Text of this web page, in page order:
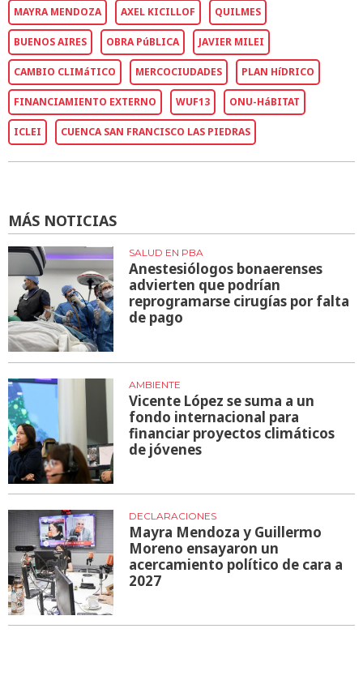
MAYRA MENDOZA AXEL KICILLOF QUILMES
BUENOS AIRES OBRA PúBLICA JAVIER MILEI
CAMBIO CLIMáTICO MERCOCIUDADES PLAN HíDRICO
FINANCIAMIENTO EXTERNO WUF13 ONU-HáBITAT
ICLEI CUENCA SAN FRANCISCO LAS PIEDRAS
MÁS NOTICIAS
SALUD EN PBA
Anestesiólogos bonaerenses
advierten que podrían
reprogramarse cirugías por falta
de pago
AMBIENTE
Vicente López se suma a un
fondo internacional para
financiar proyectos climáticos
de jóvenes
DECLARACIONES
Mayra Mendoza y Guillermo
Moreno ensayaron un
acercamiento político de cara a
2027